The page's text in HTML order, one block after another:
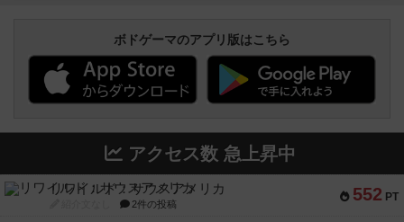
ボドゲーマのアプリ版はこちら
アクセス数 急上昇中
552 PT
リワイルド：サウスアメリカ
2件の投稿